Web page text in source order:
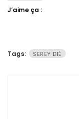
J’aime ça :
Tags: SEREY DIÉ